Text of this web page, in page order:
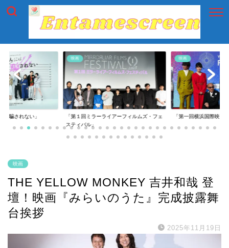
は騙されない」
映画
「第１回ミラーライアーフィルムズ・フェ
スティバル」
映画
「第一回横浜国際映画
映画
THE YELLOW MONKEY 吉井和哉 登
壇！映画『みらいのうた』完成披露舞
台挨拶
2025年11月19日